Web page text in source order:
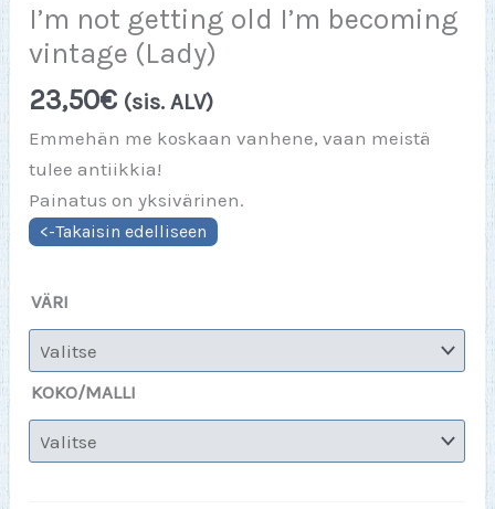
I’m not getting old I’m becoming
vintage (Lady)
23,50€ (sis. ALV)
Emmehän me koskaan vanhene, vaan meistä
tulee antiikkia!
Painatus on yksivärinen.
VÄRI
KOKO/MALLI